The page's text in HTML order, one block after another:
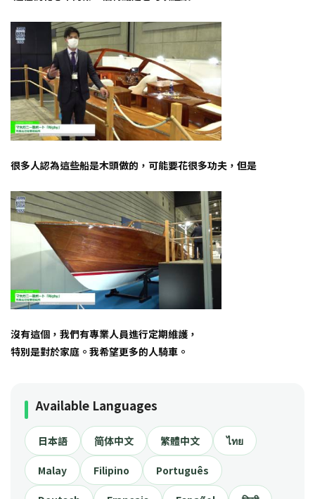
很多人認為這些船是木頭做的，可能要花很多功夫，但是
沒有這個，我們有專業人員進行定期維護，
特別是對於家庭。我希望更多的人騎車。
Available Languages
日本語 简体中文 繁體中文 ไทย
Malay Filipino Português